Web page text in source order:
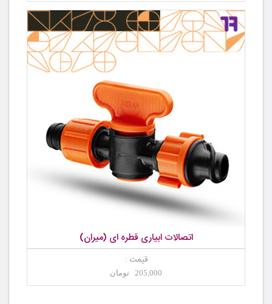
اتصالات ابیاری قطره ای (میران)
قیمت :
205,000 تومان